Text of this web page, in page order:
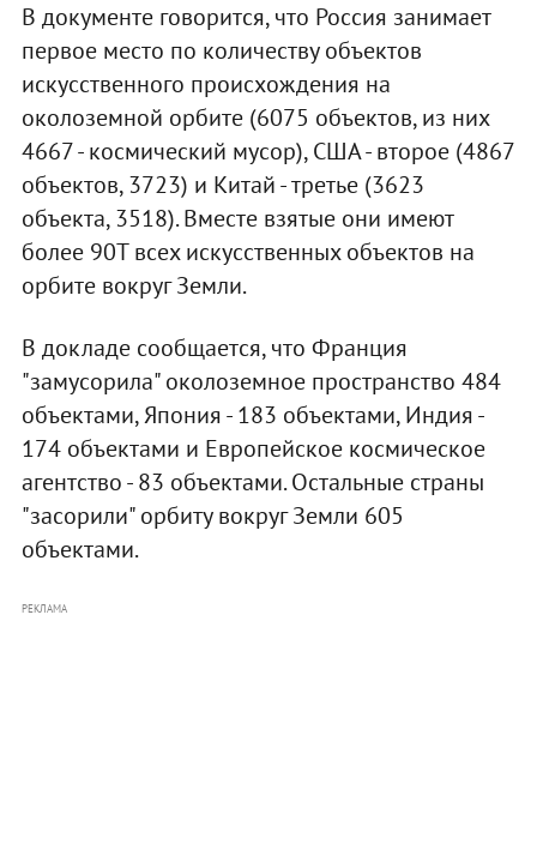
В документе говорится, что Россия занимает
первое место по количеству объектов
искусственного происхождения на
околоземной орбите (6075 объектов, из них
4667 - космический мусор), США - второе (4867
объектов, 3723) и Китай - третье (3623
объекта, 3518). Вместе взятые они имеют
более 90T всех искусственных объектов на
орбите вокруг Земли.
В докладе сообщается, что Франция
"замусорила" околоземное пространство 484
объектами, Япония - 183 объектами, Индия -
174 объектами и Европейское космическое
агентство - 83 объектами. Остальные страны
"засорили" орбиту вокруг Земли 605
объектами.
РЕКЛАМА